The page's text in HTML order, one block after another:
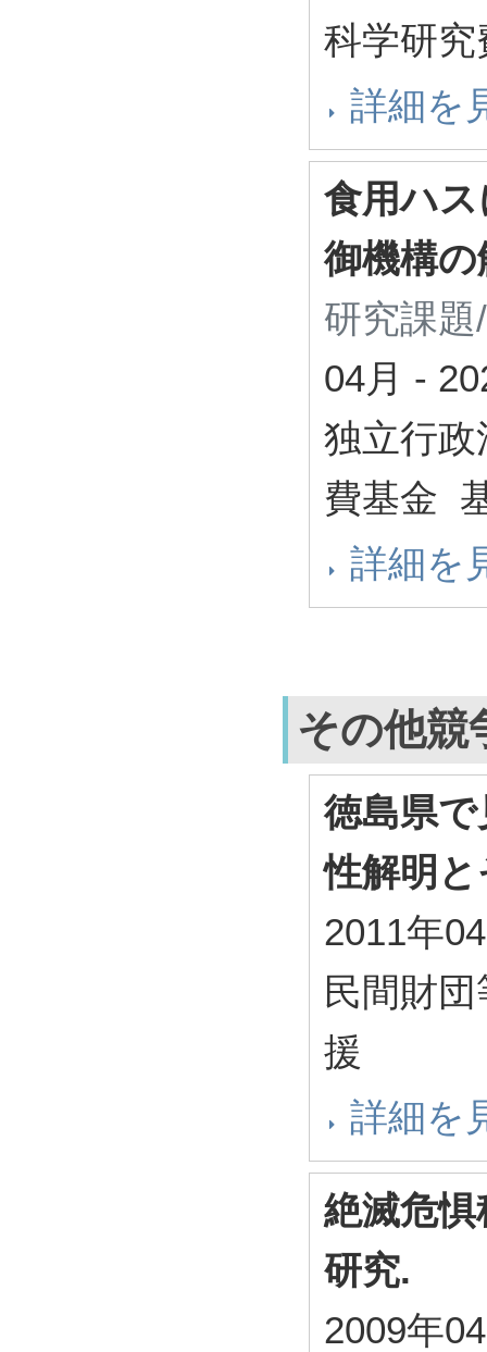
科学研
詳細を
食用ハ
御機構
研究課
04月 -
独立行
費基金
詳細を
その他競
徳島県
性解明
2011年
民間財
援
詳細を
絶滅危
研究.
2009年